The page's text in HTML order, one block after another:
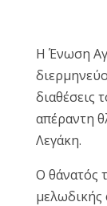
format_underlined
font_download
Η Ένωση
διαθέσεις
απέραντη
Λεγάκη.
Ο θάνατός